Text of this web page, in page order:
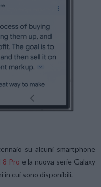
su alcuni smartphone
8 Pro e la nuova serie Galaxy
cui sono disponibili.